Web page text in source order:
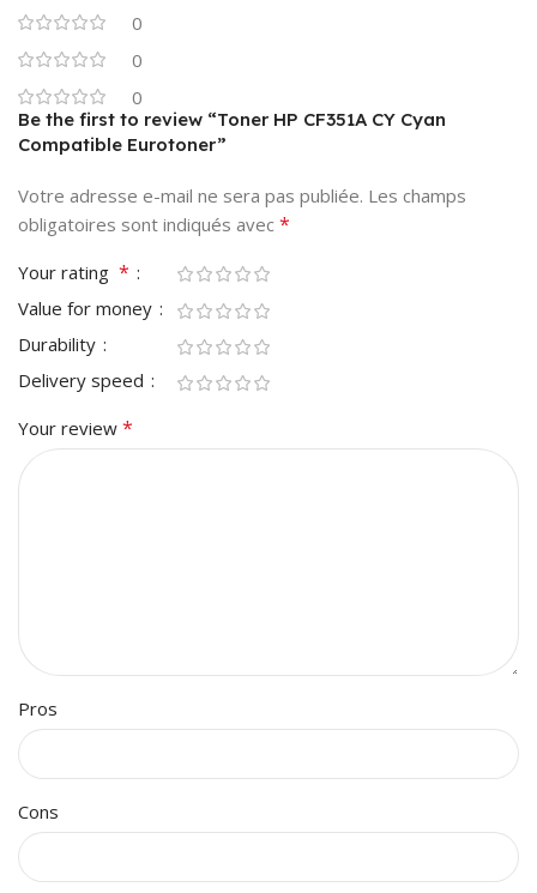
0
0
0
Be the first to review “Toner HP CF351A CY Cyan
Compatible Eurotoner”
Votre adresse e-mail ne sera pas publiée. Les champs
obligatoires sont indiqués avec *
Your rating *
Value for money
Durability
Delivery speed
Your review *
Pros
Cons